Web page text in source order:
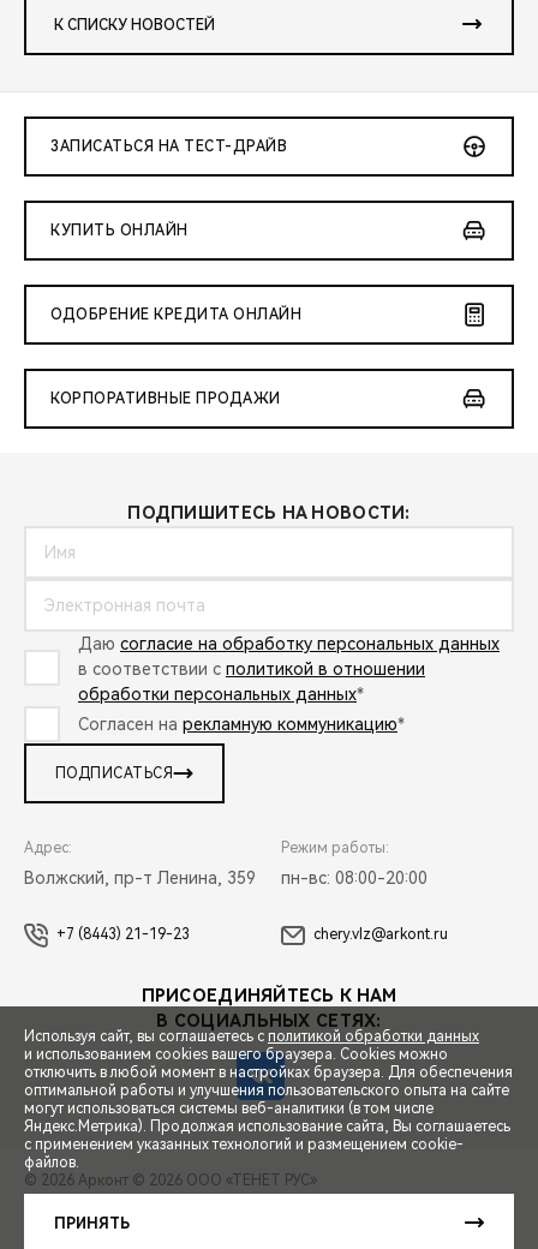
СПЕЦПРЕДЛОЖЕНИЯ
ЗАПИСЬ НА ТЕСТ-ДРАЙВ
К СПИСКУ НОВОСТЕЙ
ЗАПИСАТЬСЯ НА ТЕСТ-ДРАЙВ
КУПИТЬ ОНЛАЙН
ОДОБРЕНИЕ КРЕДИТА ОНЛАЙН
КОРПОРАТИВНЫЕ ПРОДАЖИ
ПОДПИШИТЕСЬ НА НОВОСТИ:
Даю согласие на обработку персональных данных
в соответствии с политикой в отношении
обработки персональных данных*
Согласен на рекламную коммуникацию*
ПОДПИСАТЬСЯ
Адрес:
Волжский, пр-т Ленина, 359
Режим работы:
пн-вс: 08:00-20:00
+7 (8443) 21-19-23 chery.vlz@arkont.ru
ПРИСОЕДИНЯЙТЕСЬ К НАМ
В СОЦИАЛЬНЫХ СЕТЯХ:
© 2026 Арконт © 2026 ООО «ТЕНЕТ РУС»
Сделано в ПЕРКС
Используя сайт, вы соглашаетесь с политикой обработки данных
и использованием cookies вашего браузера. Cookies можно
отключить в любой момент в настройках браузера. Для обеспечения
оптимальной работы и улучшения пользовательского опыта на сайте
могут использоваться системы веб-аналитики (в том числе
Яндекс.Метрика). Продолжая использование сайта, Вы соглашаетесь
с применением указанных технологий и размещением cookie-
файлов.
ПРИНЯТЬ